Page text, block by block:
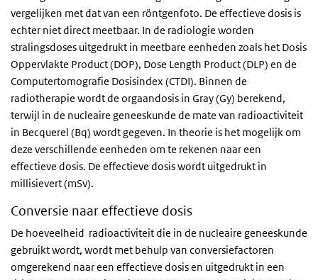
vergelijken met dat van een röntgenfoto. De effectieve dosis is
echter niet direct meetbaar. In de radiologie worden
stralingsdoses uitgedrukt in meetbare eenheden zoals het Dosis
Oppervlakte Product (DOP), Dose Length Product(DLP) en de
Computertomografie Dosisindex (CTDI). Binnen de
radiotherapie wordt de orgaandosis in Gray (Gy) berekend,
terwijl in de nucleaire geneeskunde de mate van radioactiviteit
in Becquerel (Bq) wordt gegeven. In theorie is het mogelijk om
deze verschillende eenheden om te rekenen naar een
effectieve dosis. De effectieve dosis wordt uitgedrukt in
millisievert (mSv).
Conversie naar effectieve dosis
De hoeveelheid radioactiviteit die in de nucleaire geneeskunde
gebruikt wordt, wordt met behulp van conversiefactoren
omgerekend naar een effectieve dosis en uitgedrukt in een